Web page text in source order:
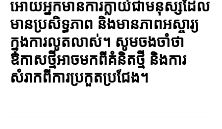
អោយអ្នកមានការក្លាយជាមនុស្សដែល
មានប្រសិទ្ធភាព និងមានភាពអស្ចារ្យ
ក្នុងការលូតលាស់។ សូមចងចាំថា
ឱកាសថ្មីអាចមកពីគំនិតថ្មី និងការ
សំរាកពីការប្រកួតប្រជែង។